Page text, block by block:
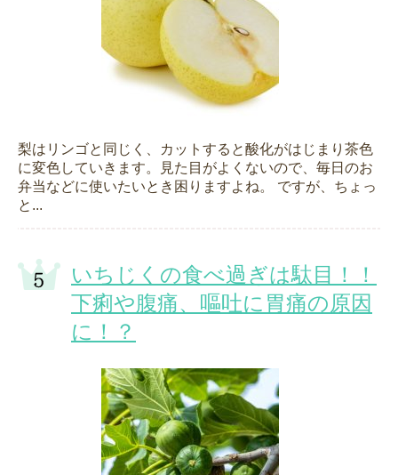
梨はリンゴと同じく、カットすると酸化がはじまり茶色
に変色していきます。見た目がよくないので、毎日のお
弁当などに使いたいとき困りますよね。 ですが、ちょっ
と...
いちじくの食べ過ぎは駄目！！
下痢や腹痛、嘔吐に胃痛の原因
に！？